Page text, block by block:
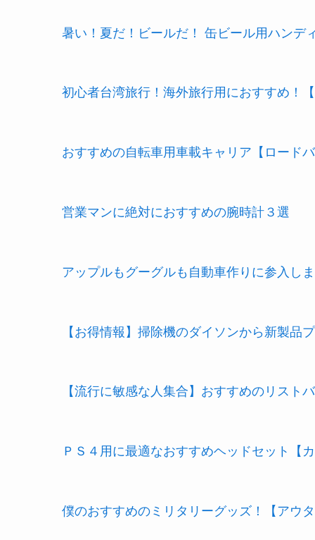
暑い！夏だ！ビールだ！ 缶ビール用ハンデ
初心者台湾旅行！海外旅行用におすすめ！
おすすめの自転車用車載キャリア【ロード
営業マンに絶対におすすめの腕時計３選
アップルもグーグルも自動車作りに参入し
【お得情報】掃除機のダイソンから新製品
【流行に敏感な人集合】おすすめのリスト
ＰＳ４用に最適なおすすめヘッドセット【
僕のおすすめのミリタリーグッズ！【アウ